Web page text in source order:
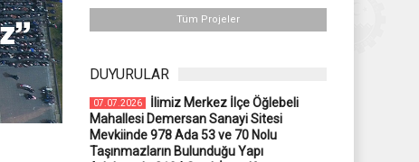
Tüm Projeler
DUYURULAR
07.07.2026
İlimiz Merkez İlçe Öğlebeli
Mahallesi Demersan Sanayi Sitesi
Mevkiinde 978 Ada 53 ve 70 Nolu
Taşınmazların Bulunduğu Yapı